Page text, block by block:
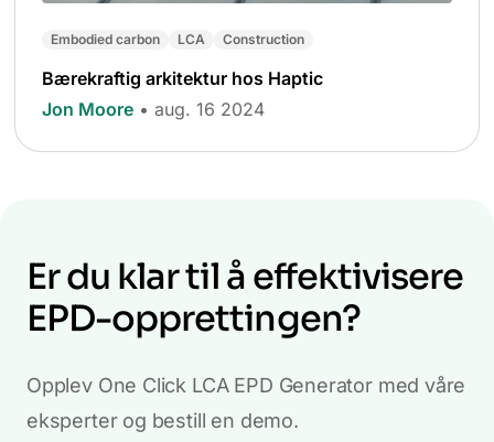
Embodied carbon LCA Construction
Bærekraftig arkitektur hos Haptic
Jon Moore • aug. 16 2024
Er du klar til å effektivisere
EPD-opprettingen?
Opplev One Click LCA EPD Generator med våre
eksperter og bestill en demo.